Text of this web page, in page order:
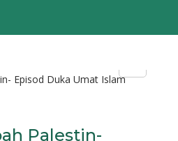
Palestin-